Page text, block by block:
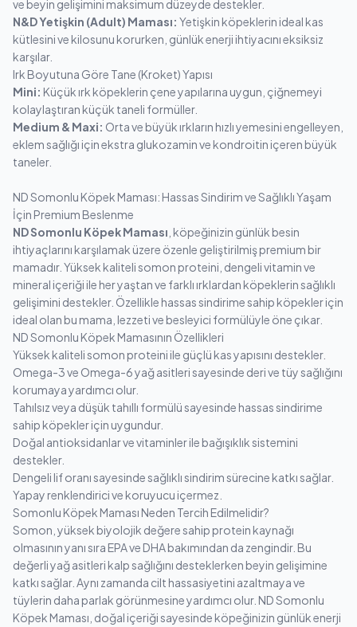
ve beyin gelişimini maksimum düzeyde destekler.
N&D Yetişkin (Adult) Maması: Yetişkin köpeklerin ideal kas
kütlesini ve kilosunu korurken, günlük enerji ihtiyacını eksiksiz
karşılar.
Irk Boyutuna Göre Tane (Kroket) Yapısı
Mini: Küçük ırk köpeklerin çene yapılarına uygun, çiğnemeyi
kolaylaştıran küçük taneli formüller.
Medium & Maxi: Orta ve büyük ırkların hızlı yemesini engelleyen,
eklem sağlığı için ekstra glukozamin ve kondroitin içeren büyük
taneler.
ND Somonlu Köpek Maması: Hassas Sindirim ve Sağlıklı Yaşam
İçin Premium Beslenme
ND Somonlu Köpek Maması , köpeğinizin günlük besin
ihtiyaçlarını karşılamak üzere özenle geliştirilmiş premium bir
mamadır. Yüksek kaliteli somon proteini, dengeli vitamin ve
mineral içeriği ile her yaştan ve farklı ırklardan köpeklerin sağlıklı
gelişimini destekler. Özellikle hassas sindirime sahip köpekler için
ideal olan bu mama, lezzeti ve besleyici formülüyle öne çıkar.
ND Somonlu Köpek Mamasının Özellikleri
Yüksek kaliteli somon proteini ile güçlü kas yapısını destekler.
Omega-3 ve Omega-6 yağ asitleri sayesinde deri ve tüy sağlığını
korumaya yardımcı olur.
Tahılsız veya düşük tahıllı formülü sayesinde hassas sindirime
sahip köpekler için uygundur.
Doğal antioksidanlar ve vitaminler ile bağışıklık sistemini
destekler.
Dengeli lif oranı sayesinde sağlıklı sindirim sürecine katkı sağlar.
Yapay renklendirici ve koruyucu içermez.
Somonlu Köpek Maması Neden Tercih Edilmelidir?
Somon, yüksek biyolojik değere sahip protein kaynağı
olmasının yanı sıra EPA ve DHA bakımından da zengindir. Bu
değerli yağ asitleri kalp sağlığını desteklerken beyin gelişimine
katkı sağlar. Aynı zamanda cilt hassasiyetini azaltmaya ve
tüylerin daha parlak görünmesine yardımcı olur. ND Somonlu
Köpek Maması, doğal içeriği sayesinde köpeğinizin günlük enerji